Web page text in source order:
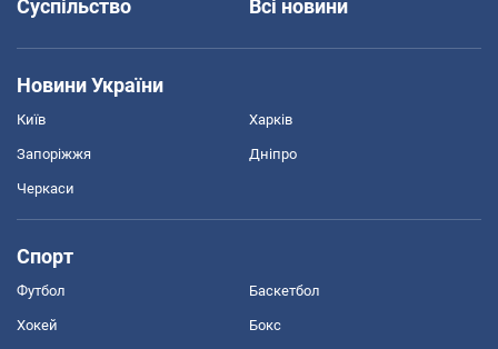
Суспільство
Всі новини
Новини України
Київ Харків
Запоріжжя Дніпро
Черкаси
Спорт
Футбол Баскетбол
Хокей Бокс